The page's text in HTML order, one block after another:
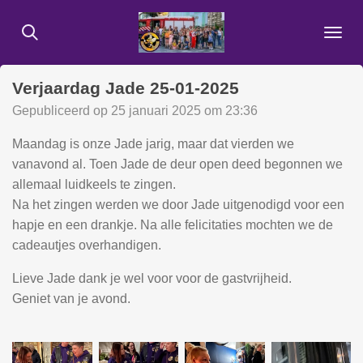
direct
hoofdinhoud
Verjaardag Jade 25-01-2025
Gepubliceerd op 25 januari 2025 om 23:36
Maandag is onze Jade jarig, maar dat vierden we
vanavond al. Toen Jade de deur open deed begonnen we
allemaal luidkeels te zingen.
Na het zingen werden we door Jade uitgenodigd voor een
hapje en een drankje. Na alle felicitaties mochten we de
cadeautjes overhandigen.
Lieve Jade dank je wel voor voor de gastvrijheid.
Geniet van je avond.